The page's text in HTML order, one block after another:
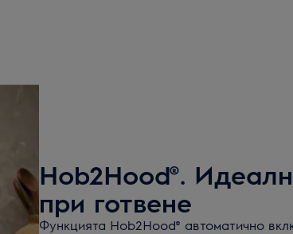
Hob2Hood®.
при готвене
Функцията Hob2Hood® автоматично